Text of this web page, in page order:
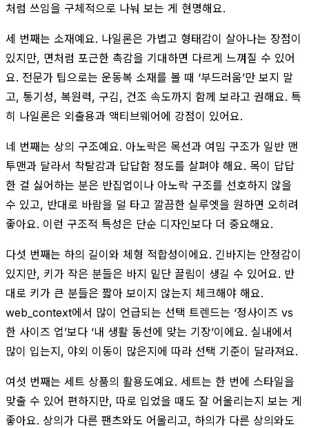
처럼 쓰임을 구체적으로 나눠 보는 게 현명해요.
세 번째는 소재예요. 나일론은 가볍고 형태감이 살아나는 장점이
있지만, 면처럼 포근한 촉감을 기대하면 다르게 느껴질 수 있어
요. 전문가 팁으로는 운동복 소재를 볼 때 ‘부드러움’만 보지 말
고, 통기성, 복원력, 구김, 건조 속도까지 함께 보라고 권해요. 특
히 나일론은 외출용과 액티브웨어에 강점이 있어요.
네 번째는 상의 구조예요. 아노락은 목선과 여밈 구조가 일반 맨
투맨과 달라서 착탈감과 답답함 정도를 살펴야 해요. 목이 답답
한 걸 싫어하는 분은 반집업이나 아노락 구조를 선호하지 않을
수 있고, 반대로 바람을 덜 타고 깔끔한 실루엣을 원하면 오히려
좋아요. 이런 구조적 특성은 단순 디자인보다 더 중요해요.
다섯 번째는 하의 길이와 체형 적합성이에요. 긴바지는 안정감이
있지만, 키가 작은 분들은 바지 밑단 끌림이 생길 수 있어요. 반
대로 키가 큰 분들은 짧아 보이지 않는지 체크해야 해요.
web_context에서 많이 언급되는 선택 트렌드는 ‘정사이즈 vs
한 사이즈 업’보다 ‘내 생활 동선에 맞는 기장’이에요. 실내에서
많이 입는지, 야외 이동이 많은지에 따라 선택 기준이 달라져요.
여섯 번째는 세트 상품의 활용도예요. 세트는 한 번에 스타일을
맞출 수 있어 편하지만, 따로 입었을 때도 잘 어울리는지 보는 게
좋아요. 상의가 다른 팬츠와도 어울리고, 하의가 다른 상의와도